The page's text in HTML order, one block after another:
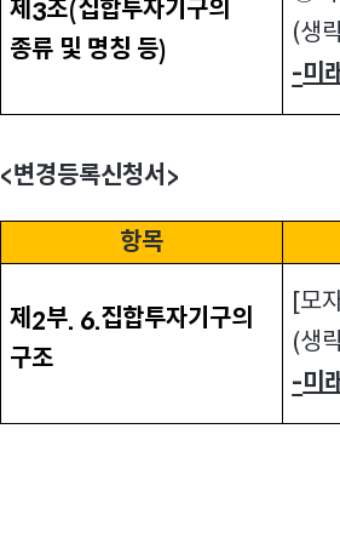
제 3조(집합투자기구의
종류 및 명칭 등)
(생
-미
<변경등록신청서 >
항목
제 2부. 6.집합투자기구의
구조
[모
(생
-미